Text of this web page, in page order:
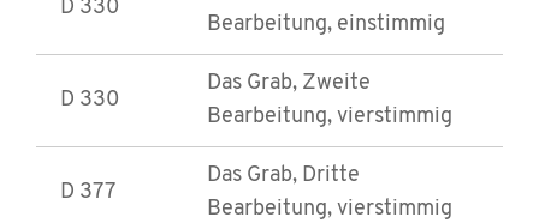
D 330
Bearbeitung, einstimmig
D 330
Das Grab, Zweite
Bearbeitung, vierstimmig
D 377
Das Grab, Dritte
Bearbeitung, vierstimmig